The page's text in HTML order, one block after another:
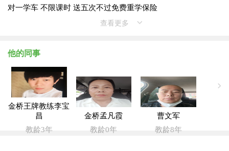
对一学车 不限课时 送五次不过免费重学保险
查看更多
他的同事
金桥王牌教练李宝
昌
教龄3年
金桥孟凡霞
教龄0年
曹文军
教龄8年